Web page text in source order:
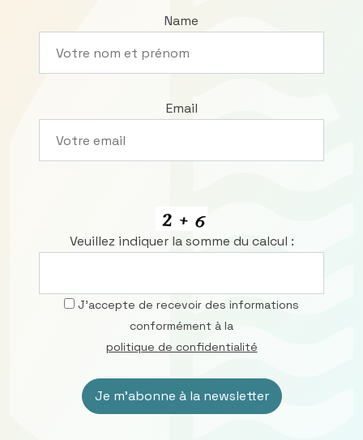
Name
Email
Veuillez indiquer la somme du calcul :
J’accepte de recevoir des informations
conformément à la
politique de confidentialité